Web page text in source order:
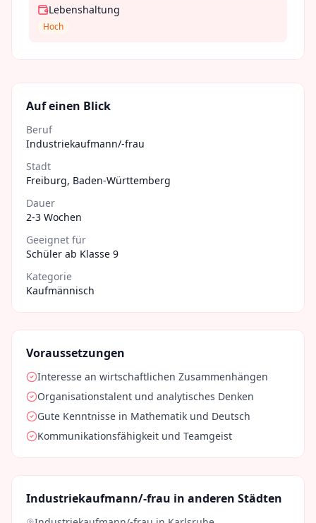
Lebenshaltung
Hoch
Auf einen Blick
Beruf
Industriekaufmann/-frau
Stadt
Freiburg, Baden-Württemberg
Dauer
2-3 Wochen
Geeignet für
Schüler ab Klasse 9
Kategorie
Kaufmännisch
Voraussetzungen
Interesse an wirtschaftlichen Zusammenhängen
Organisationstalent und analytisches Denken
Gute Kenntnisse in Mathematik und Deutsch
Kommunikationsfähigkeit und Teamgeist
Industriekaufmann/-frau in anderen Städten